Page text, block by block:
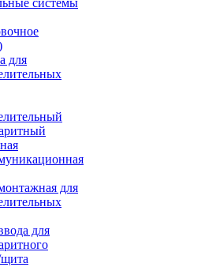
системы
для
для
для